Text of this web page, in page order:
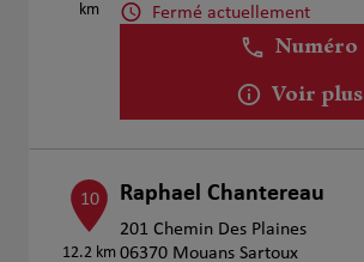
km
Fermé actuellement
Numéro
Voir plus
10
12.2 km
Raphael Chantereau
201 Chemin Des Plaines
06370 Mouans Sartoux